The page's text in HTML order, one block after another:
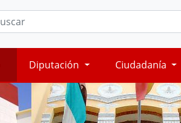
Diputación Ciudadanía